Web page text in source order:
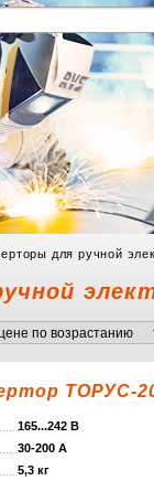
для ручной
ТОРУС-
165...242 В
30-200 А
5,3 кг